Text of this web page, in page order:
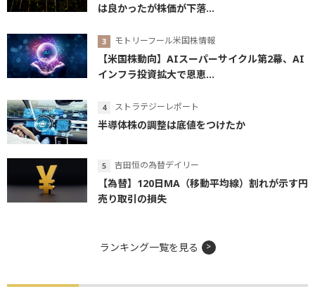
は良かったが株価が下落...
モトリーフール米国株情報
【米国株動向】AIスーパーサイクル第2幕、AI
インフラ投資拡大で恩恵...
ストラテジーレポート
半導体株の調整は底値をつけたか
吉田恒の為替デイリー
【為替】120日MA（移動平均線）割れが示す円
売り取引の損失
ランキング一覧を見る